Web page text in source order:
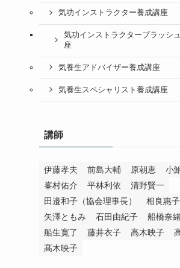
気功インストラクター養成講座
気功インストラクターブラッシ
座
気養生アドバイザー養成講座
気養生スペシャリスト養成講座
講師
伊藤孝夫 前島大輔 原朝恵
小
峯村佑介
平林利依
清野賢一
田邉和子（協会理事長）
相良惠子
矢澤ともみ
石田由紀子
船橋奈
船生寛了
藤井衣子 高木映子
髙木映子